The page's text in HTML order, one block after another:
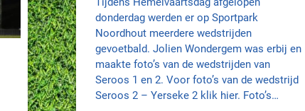
donderdag werden er op Sportpark
Noordhout meerdere wedstrijden
gevoetbald. Jolien Wondergem was erbij en
maakte foto’s van de wedstrijden van
Seroos 1 en 2. Voor foto’s van de wedstrijd
Seroos 2 – Yerseke 2 klik hier. Foto’s…